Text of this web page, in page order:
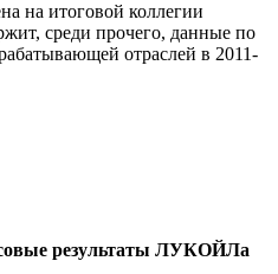
на итоговой коллегии
среди прочего, данные по
отраслей в 2011-
результаты ЛУКОЙЛа